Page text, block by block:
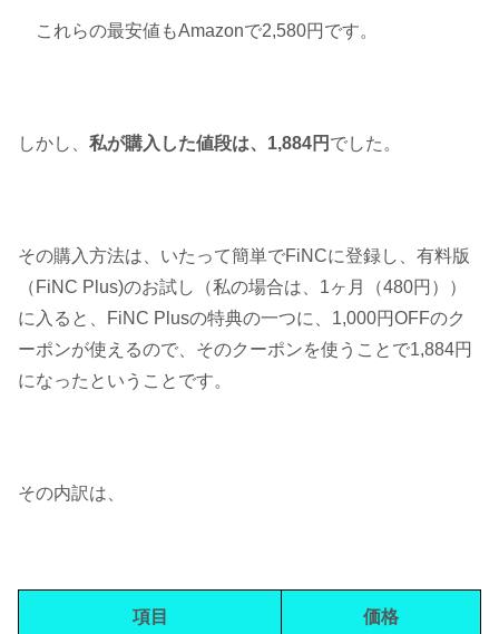
これらの最安値もAmazonで2,580円です。
しかし、 私が購入した値段は、1,884円 でした。
その購入方法は、いたって簡単でFiNCに登録し、有料版
（FiNC Plus)のお試し（私の場合は、1ヶ月（480円））
に入ると、FiNC Plusの特典の一つに、1,000円OFFのク
ーポンが使えるので、そのクーポンを使うことで1,884円
になったということです。
その内訳は、
項目 価格